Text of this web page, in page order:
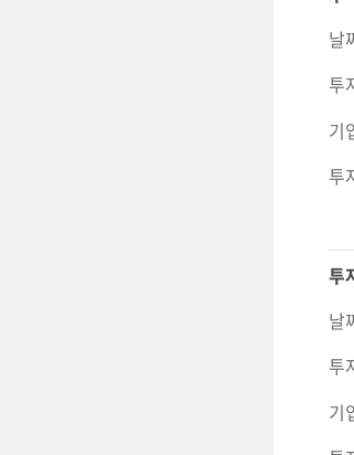
날
투
기
투
투
날
투
기